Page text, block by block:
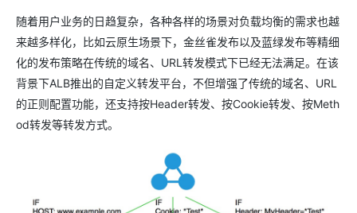
随着用户业务的日趋复杂，各种各样的场景对负载均衡的需求也越
来越多样化，比如云原生场景下，金丝雀发布以及蓝绿发布等精细
化的发布策略在传统的域名、URL转发模式下已经无法满足。在该
背景下ALB推出的自定义转发平台，不但增强了传统的域名、URL
的正则配置功能，还支持按Header转发、按Cookie转发、按Meth
od转发等转发方式。